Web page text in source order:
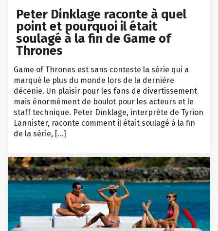
Peter Dinklage raconte à quel
point et pourquoi il était
soulagé à la fin de Game of
Thrones
Game of Thrones est sans conteste la série qui a
marqué le plus du monde lors de la dernière
décenie. Un plaisir pour les fans de divertissement
mais énormément de boulot pour les acteurs et le
staff technique. Peter Dinklage, interprète de Tyrion
Lannister, raconte comment il était soulagé à la fin
de la série, […]